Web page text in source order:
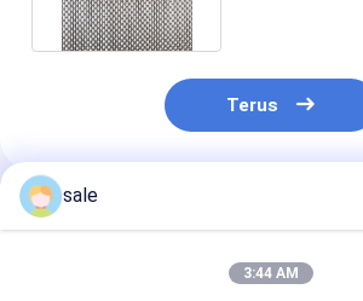
Terus
Rekomendasi Produk
sale
3:44 AM